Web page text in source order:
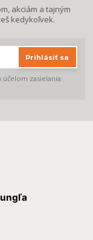
akciám a tajným
kedykoľvek.
Prihlásiť sa
účelom zasielania